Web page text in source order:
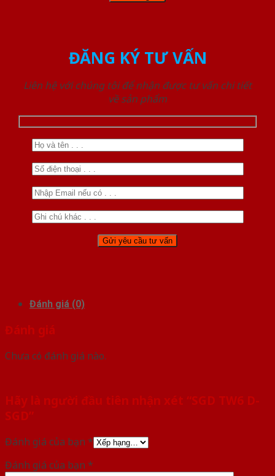
ĐĂNG KÝ TƯ VẤN
Liên hệ với chúng tôi để nhận được tư vấn chi tiết
về sản phẩm
Đánh giá (0)
Đánh giá
Chưa có đánh giá nào.
Hãy là người đầu tiên nhận xét “SGD TW6 D-
SGD”
Đánh giá của bạn *
Đánh giá của bạn *